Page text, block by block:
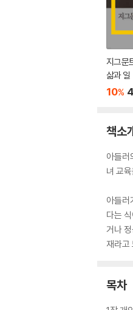
지그문
삶과 일
10%
책소
아들러
녀 교
아들러
다는
거나
재라고
목차